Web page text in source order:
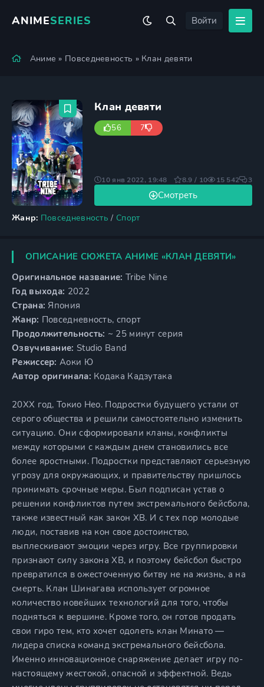
ANIMESERIES Войти
Аниме » Повседневность » Клан девяти
Клан девяти
56 7
Жанр: Повседневность / Спорт
Смотреть
10 янв 2022, 19:48 8.9 / 10 15 542 3
ОПИСАНИЕ СЮЖЕТА АНИМЕ «КЛАН ДЕВЯТИ»
Оригинальное название: Tribe Nine
Год выхода: 2022
Страна: Япония
Жанр: Повседневность, спорт
Продолжительность: ~ 25 минут серия
Озвучивание: Studio Band
Режиссер: Аоки Ю
Автор оригинала: Кодака Кадзутака
20XX год, Токио Нео. Подростки будущего устали от
серого общества и решили самостоятельно изменить
ситуацию. Они сформировали кланы, конфликты
между которыми с каждым днем становились все
более яростными. Подростки представляют серьезную
угрозу для окружающих, и правительству пришлось
принимать срочные меры. Был подписан устав о
решении конфликтов путем экстремального бейсбола,
также известный как закон XB. И с тех пор молодые
люди, поставив на кон свое достоинство,
выплескивают эмоции через игру. Все группировки
признают силу закона XB, и поэтому бейсбол быстро
превратился в ожесточенную битву не на жизнь, а на
смерть. Клан Шинагава использует огромное
количество новейших технологий для того, чтобы
подняться к вершине. Кроме того, он готов продать
свои гиро тем, кто хочет одолеть клан Минато —
лидера списка команд экстремального бейсбола.
Именно инновационное снаряжение делает игру по-
настоящему жестокой, опасной и эффектной. Ведь